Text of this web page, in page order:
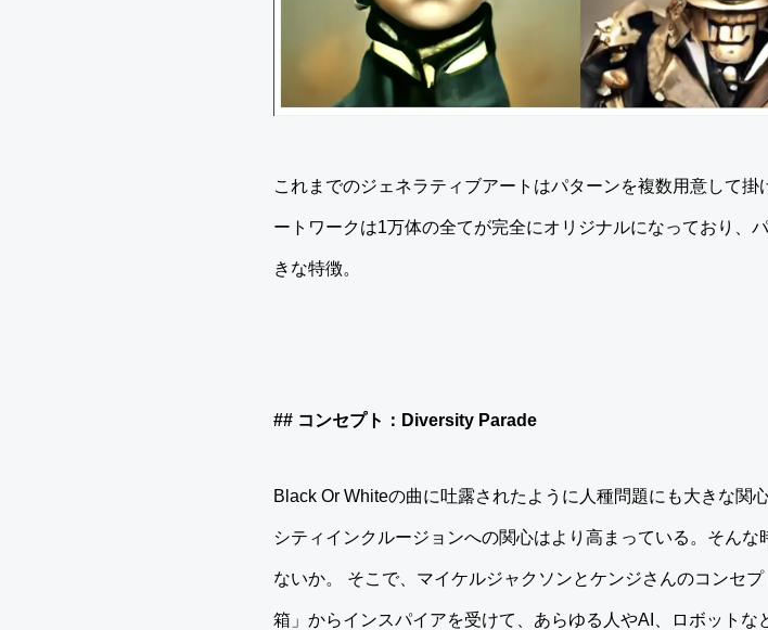
これまでのジェネラティブアートはパターンを複数用意して
ートワークは1万体の全てが完全にオリジナルになっており、
きな特徴。
## コンセプト：Diversity Parade
Black Or Whiteの曲に吐露されたように人種問題にも大きな関
シティインクルージョンへの関心はより高まっている。そん
ないか。 そこで、マイケルジャクソンとケンジさんのコンセ
箱」からインスパイアを受けて、あらゆる人やAI、ロボット